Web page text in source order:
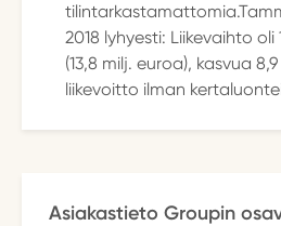
2018 lyhyesti: Liikevaihto oli
(13,8 milj. euroa), kasvua
liikevoitto ilman
Asiakastieto Groupin